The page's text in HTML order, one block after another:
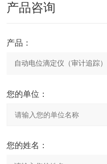
产品咨询
产品：
您的单位：
您的姓名：